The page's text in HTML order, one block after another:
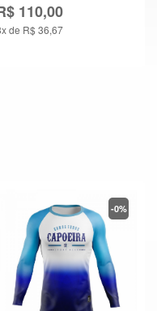
110,00
de R$ 36,67
-0%